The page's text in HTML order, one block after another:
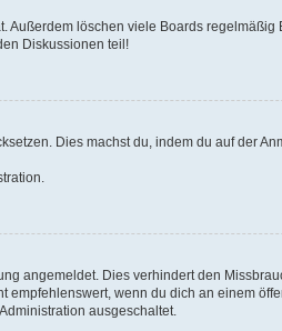
löschen viele Boards
Diskussionen teil!
Dies machst du, indem du auf der
angemeldet. Dies verhindert den
wenn du dich an einem
ausgeschaltet.